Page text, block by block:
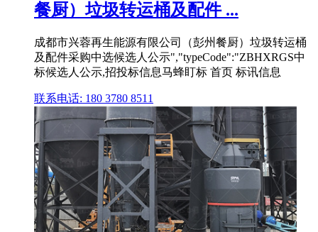
餐厨）垃圾转运桶及配件 ...
成都市兴蓉再生能源有限公司（彭州餐厨）垃圾转运桶
及配件采购中选候选人公示","typeCode":"ZBHXRGS中
标候选人公示,招投标信息马蜂盯标 首页 标讯信息
联系电话: 180 3780 8511